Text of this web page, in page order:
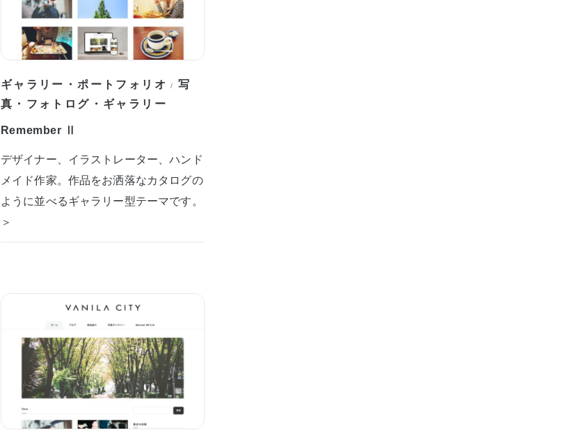
ギャラリー・ポートフォリオ /写
真・フォトログ・ギャラリー
Remember Ⅱ
デザイナー、イラストレーター、ハンド
メイド作家。作品をお洒落なカタログの
ように並べるギャラリー型テーマです。
＞